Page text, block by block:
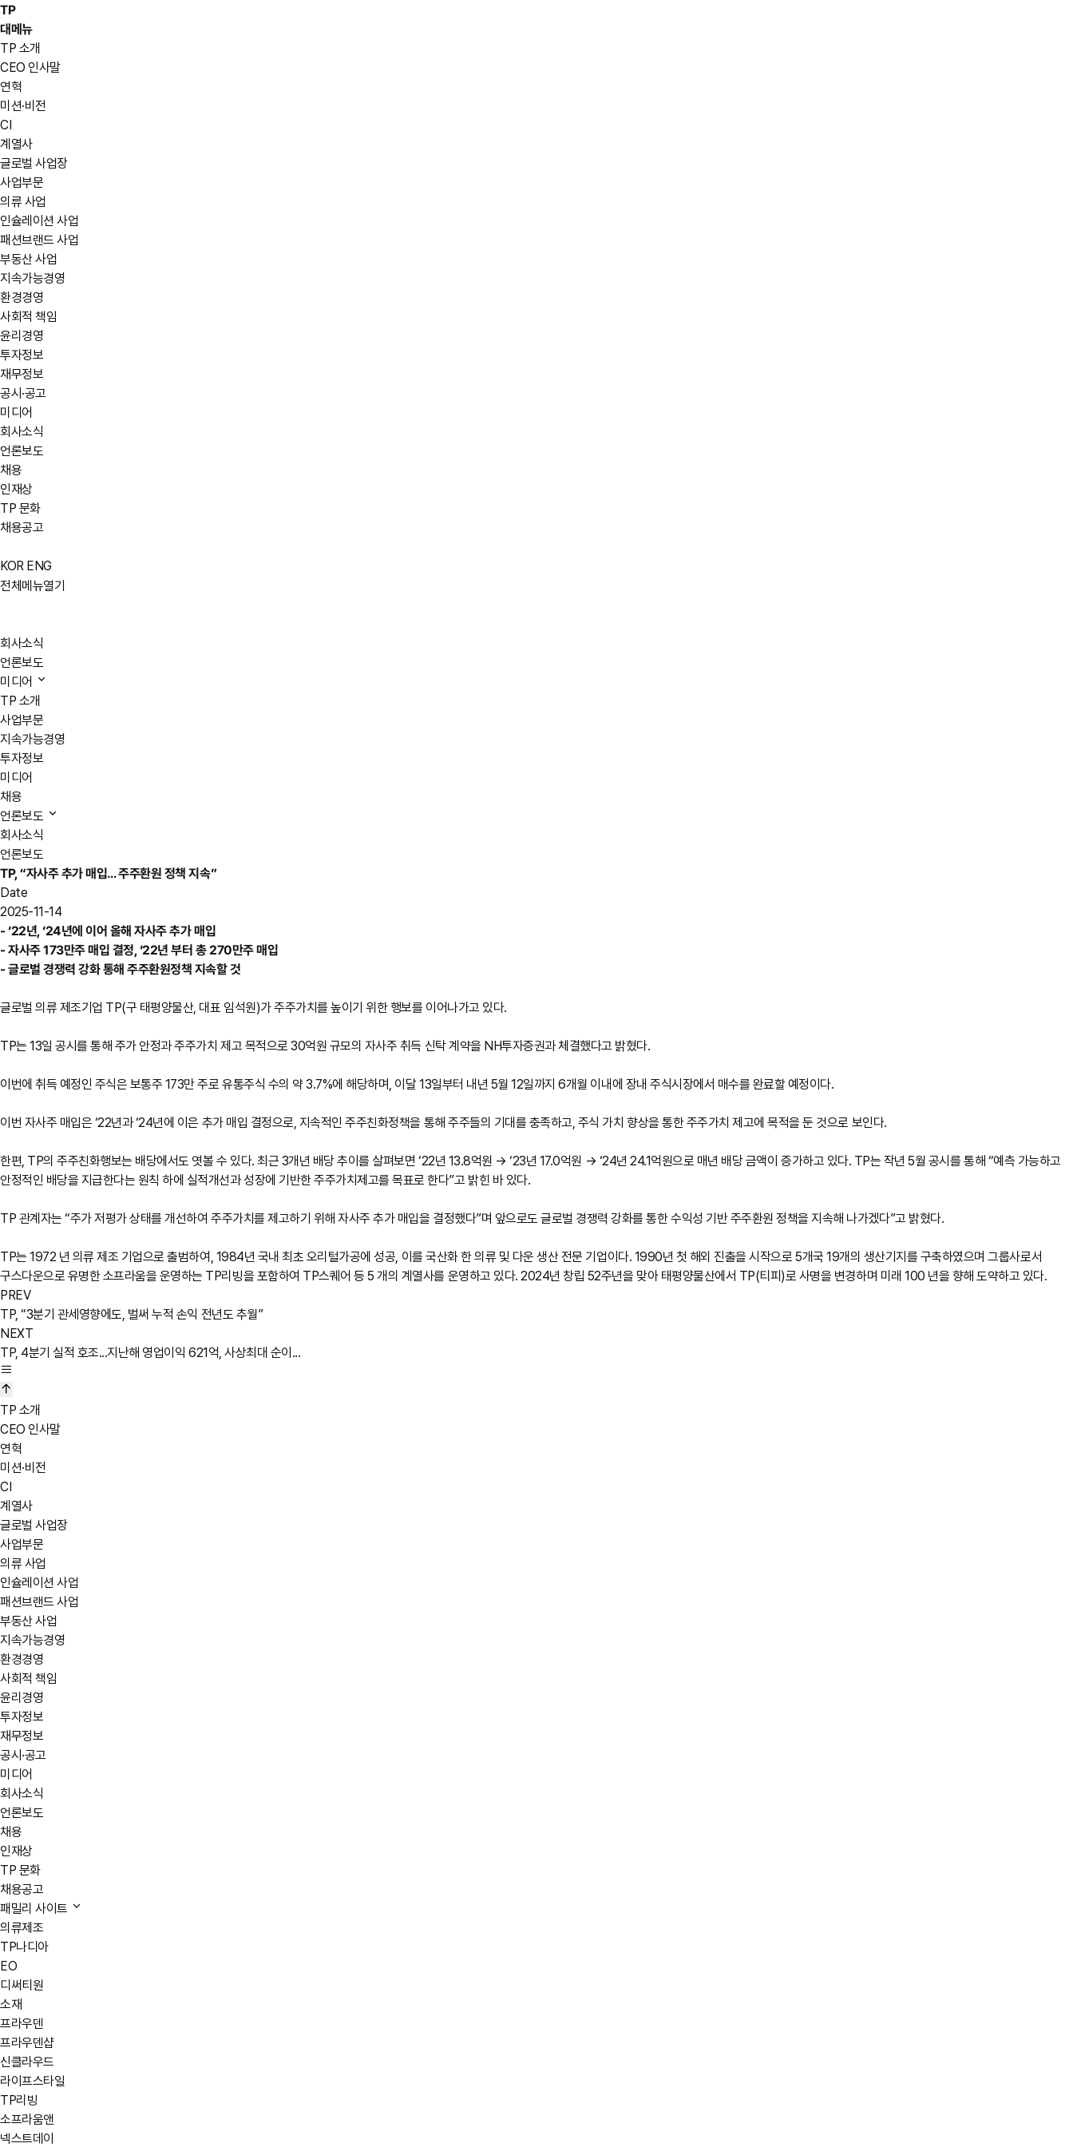
TP
대메뉴
TP 소개
CEO 인사말
연혁
미션·비전
CI
계열사
글로벌 사업장
사업부문
의류 사업
인슐레이션 사업
패션브랜드 사업
부동산 사업
지속가능경영
환경경영
사회적 책임
윤리경영
투자정보
재무정보
공시·공고
미디어
회사소식
언론보도
채용
인재상
TP 문화
채용공고
KOR ENG
전체메뉴열기
회사소식
언론보도
미디어
TP 소개
사업부문
지속가능경영
투자정보
미디어
채용
언론보도
회사소식
언론보도
TP, “자사주 추가 매입… 주주환원 정책 지속”
Date
2025-11-14
- ‘22년, ‘24년에 이어 올해 자사주 추가 매입
- 자사주 173만주 매입 결정, ‘22년 부터 총 270만주 매입
- 글로벌 경쟁력 강화 통해 주주환원정책 지속할 것
글로벌 의류 제조기업 TP(구 태평양물산, 대표 임석원)가 주주가치를 높이기 위한 행보를 이어나가고 있다.
TP는 13일 공시를 통해 주가 안정과 주주가치 제고 목적으로 30억원 규모의 자사주 취득 신탁 계약을 NH투자증권과 체결했다고 밝혔다.
이번에 취득 예정인 주식은 보통주 173만 주로 유통주식 수의 약 3.7%에 해당하며, 이달 13일부터 내년 5월 12일까지 6개월 이내에 장내 주식시장에서 매수를 완료할 예정이다.
이번 자사주 매입은 ‘22년과 ‘24년에 이은 추가 매입 결정으로, 지속적인 주주친화정책을 통해 주주들의 기대를 충족하고, 주식 가치 향상을 통한 주주가치 제고에 목적을 둔 것으로 보인다.
한편, TP의 주주친화행보는 배당에서도 엿볼 수 있다. 최근 3개년 배당 추이를 살펴보면 ‘22년 13.8억원 → ‘23년 17.0억원 → ‘24년 24.1억원으로 매년 배당 금액이 증가하고 있다. TP는 작년 5월 공시를 통해 “예측 가능하고
안정적인 배당을 지급한다는 원칙 하에 실적개선과 성장에 기반한 주주가치제고를 목표로 한다”고 밝힌 바 있다.
TP 관계자는 “주가 저평가 상태를 개선하여 주주가치를 제고하기 위해 자사주 추가 매입을 결정했다”며 앞으로도 글로벌 경쟁력 강화를 통한 수익성 기반 주주환원 정책을 지속해 나가겠다”고 밝혔다.
TP는 1972 년 의류 제조 기업으로 출범하여, 1984년 국내 최초 오리털가공에 성공, 이를 국산화 한 의류 및 다운 생산 전문 기업이다. 1990년 첫 해외 진출을 시작으로 5개국 19개의 생산기지를 구축하였으며 그룹사로서
구스다운으로 유명한 소프라움을 운영하는 TP리빙을 포함하여 TP스퀘어 등 5 개의 계열사를 운영하고 있다. 2024년 창립 52주년을 맞아 태평양물산에서 TP(티피)로 사명을 변경하며 미래 100 년을 향해 도약하고 있다.
PREV
TP, “3분기 관세영향에도, 벌써 누적 손익 전년도 추월”
NEXT
TP, 4분기 실적 호조...지난해 영업이익 621억, 사상최대 순이...
TP 소개
CEO 인사말
연혁
미션·비전
CI
계열사
글로벌 사업장
사업부문
의류 사업
인슐레이션 사업
패션브랜드 사업
부동산 사업
지속가능경영
환경경영
사회적 책임
윤리경영
투자정보
재무정보
공시·공고
미디어
회사소식
언론보도
채용
인재상
TP 문화
채용공고
패밀리 사이트
의류제조
TP나디아
EO
디써티원
소재
프라우덴
프라우덴샵
신클라우드
라이프스타일
TP리빙
소프라움앤
넥스트데이